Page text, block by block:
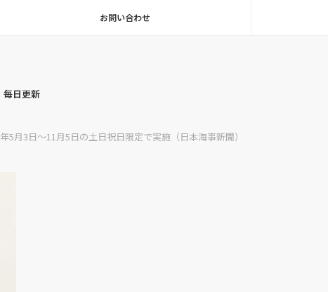
お問い合わせ
毎日更新
月3日～11月5日の土日祝日限定で実施（日本海事新聞）